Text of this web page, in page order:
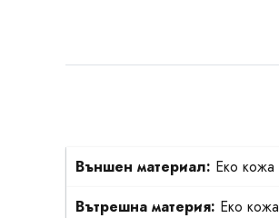
Външен материал: Еко кожа
Вътрешна материя: Еко кожа